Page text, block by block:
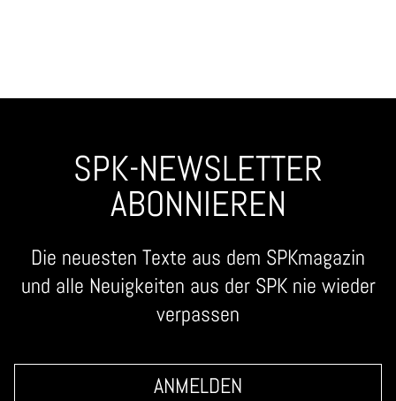
SPK-NEWSLETTER
ABONNIEREN
Die neuesten Texte aus dem SPKmagazin
und alle Neuigkeiten aus der SPK nie wieder
verpassen
ANMELDEN